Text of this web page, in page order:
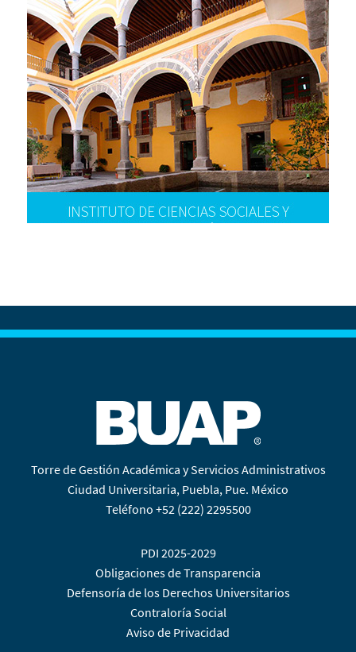
Torre de Gestión Académica y Servicios Administrativos
Ciudad Universitaria, Puebla, Pue. México
Teléfono +52 (222) 2295500
PDI 2025-2029
Obligaciones de Transparencia
Defensoría de los Derechos Universitarios
Contraloría Social
Aviso de Privacidad